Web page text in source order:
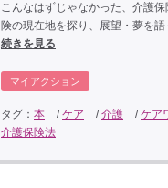
こんなはずじゃなかった、介護
険の現在地を探り、展望・夢を
続きを見る
マイアクション
タグ： 本 /ケア /介護 /ケア
介護保険法